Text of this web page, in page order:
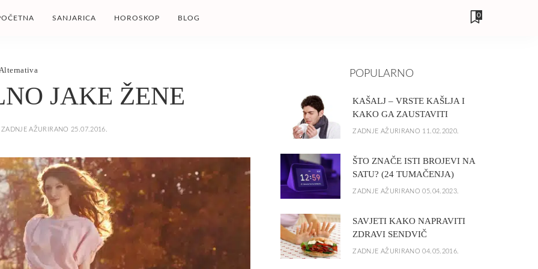
SANJARICA HOROSKOP BLOG 0
JAKE ŽENE
ZADNJE AŽURIRANO 25.07.2016.
POPULARNO
KAŠALJ – VRSTE KAŠLJA I
KAKO GA ZAUSTAVITI
ZADNJE AŽURIRANO 11.02.2020.
ŠTO ZNAČE ISTI BROJEVI NA
SATU? (24 TUMAČENJA)
ZADNJE AŽURIRANO 05.04.2023.
SAVJETI KAKO NAPRAVITI
ZDRAVI SENDVIČ
ZADNJE AŽURIRANO 04.05.2016.